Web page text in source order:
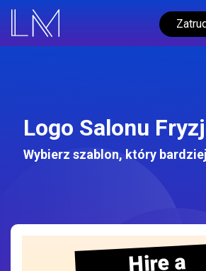
Logo Salonu
Wybierz szablon, który
Hire a